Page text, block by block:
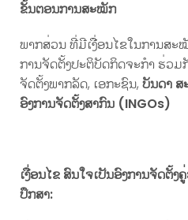
ຂັ້ນຕອນການສະໝັກ
ພາກສ່ວນ ທີ່ມີເງື່ອນໄຂໃນການສະ
ການຈັດຕັ້ງປະຕິບັດກິດຈະກຳ ຮ່ວ
ຈັດຕັ້ງພາກລັດ, ເອກະຊົນ, ບັນດາ ສ
ອົງການຈັດຕັ້ງສາກົນ (INGOs)
ເງື່ອນໄຂ ສົນໃຈເປັນອົງການຈັດຕັ້
ປຶກສາ: